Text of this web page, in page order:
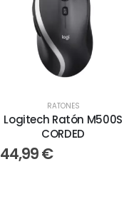
RATONES
Logitech Ratón M500S
CORDED
44,99€